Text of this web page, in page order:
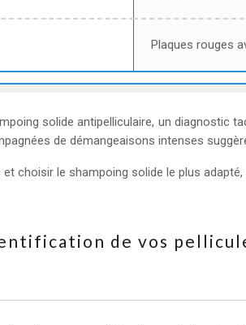
Plaques rouges
solide antipelliculaire, un diagnostic
de démangeaisons intenses
choisir le shampoing solide le plus
de vos